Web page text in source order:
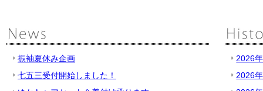
振袖夏休み企画
七五三受付開始しました！
2026
2026